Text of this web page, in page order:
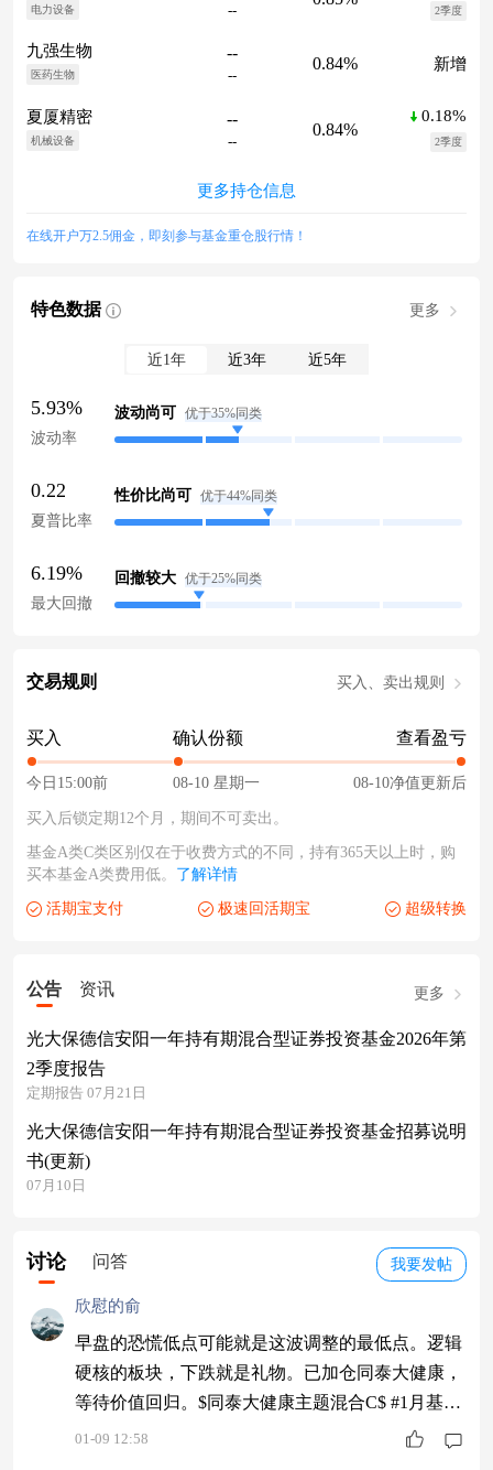
电力设备 -- 2季度
九强生物
医药生物
--
--
0.84% 新增
夏厦精密
机械设备
--
--
0.84%
0.18%
2季度
更多持仓信息
在线开户万2.5佣金，即刻参与基金重仓股行情！
特色数据 更多
近1年 近3年 近5年
5.93%
波动率
波动尚可 优于35%同类
0.22
夏普比率
性价比尚可 优于44%同类
6.19%
最大回撤
回撤较大 优于25%同类
交易规则 买入、卖出规则
买入
今日15:00前
确认份额
08-10 星期一
查看盈亏
08-10净值更新后
买入后锁定期12个月，期间不可卖出。
基金A类C类区别仅在于收费方式的不同，持有365天以上时，购
买本基金A类费用低。 了解详情
活期宝支付 极速回活期宝 超级转换
公告 资讯 更多
光大保德信安阳一年持有期混合型证券投资基金2026年第
2季度报告
定期报告 07月21日
光大保德信安阳一年持有期混合型证券投资基金招募说明
书(更新)
07月10日
我要发帖
讨论 问答
欣慰的俞
早盘的恐慌低点可能就是这波调整的最低点。逻辑
硬核的板块，下跌就是礼物。已加仓同泰大健康，
等待价值回归。$同泰大健康主题混合C$ #1月基金
投资策略#
01-09 12:58